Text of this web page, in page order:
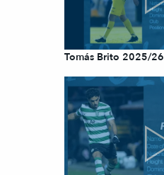
Tomás Brito 2025/26